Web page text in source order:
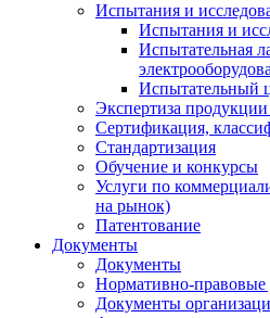
Испытания и
Испытания и
Испытательная
Испытательный
Экспертиза
Сертификация,
Стандартизация
Обучение и конкурсы
Услуги по
на рынок)
Патентование
Документы
Документы
Нормативно-
Документы